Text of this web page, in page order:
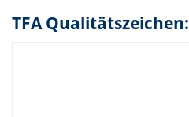
TFA Qualitätszeichen: